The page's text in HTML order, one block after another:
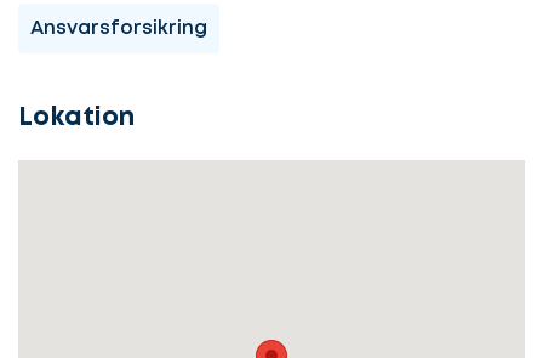
Ansvarsforsikring
Lokation